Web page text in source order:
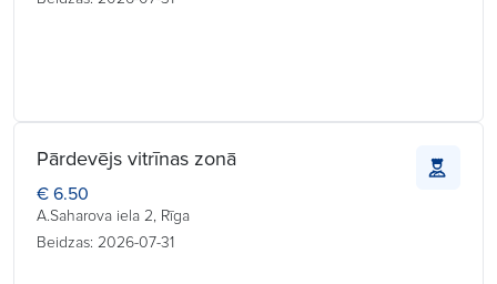
Pārdevējs vitrīnas zonā
€ 6.50
A.Saharova iela 2, Rīga
Beidzas: 2026-07-31